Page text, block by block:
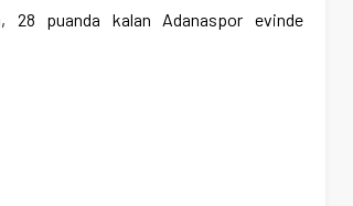
28 puanda kalan Adanaspor evinde